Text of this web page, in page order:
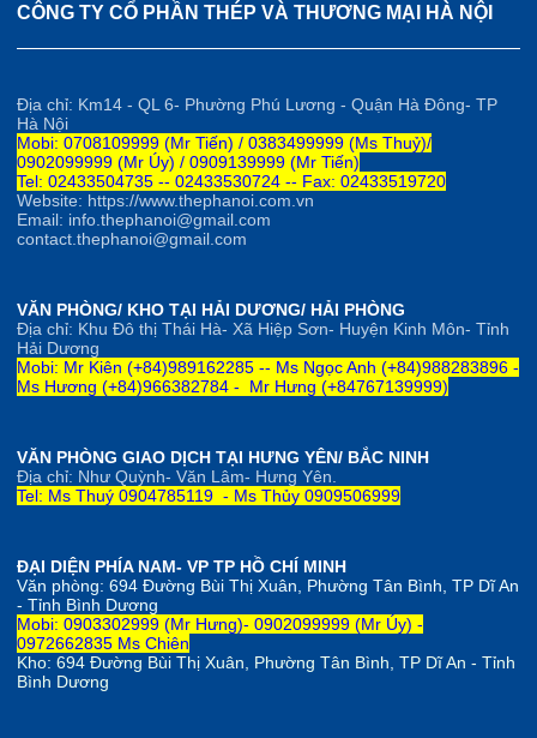
CÔNG TY CỔ PHẦN THÉP VÀ THƯƠNG MẠI HÀ NỘI
Địa chỉ: Km14 - QL 6- Phường Phú Lương - Quận Hà Đông- TP
Hà Nội
Mobi: 0708109999 (Mr Tiến) / 0383499999 (Ms Thuỷ)/
0902099999 (Mr Úy) / 0909139999 (Mr Tiến)
Tel: 02433504735 -- 02433530724 -- Fax: 02433519720
Website: https://www.thephanoi.com.vn
Email: info.thephanoi@gmail.com
contact.thephanoi@gmail.com
VĂN PHÒNG/ KHO TẠI HẢI DƯƠNG/ HẢI PHÒNG
Địa chỉ: Khu Đô thị Thái Hà- Xã Hiệp Sơn- Huyện Kinh Môn- Tỉnh
Hải Dương
Mobi: Mr Kiên (+84)989162285 -- Ms Ngọc Anh (+84)988283896 -
Ms Hương (+84)966382784 - Mr Hưng (+84767139999)
VĂN PHÒNG GIAO DỊCH TẠI HƯNG YÊN/ BẮC NINH
Địa chỉ: Như Quỳnh- Văn Lâm- Hưng Yên.
Tel: Ms Thuý 0904785119 - Ms Thủy 0909506999
ĐẠI DIỆN PHÍA NAM- VP TP HỒ CHÍ MINH
Văn phòng: 694 Đường Bùi Thị Xuân, Phường Tân Bình, TP Dĩ An
- Tỉnh Bình Dương
Mobi: 0903302999 (Mr Hưng)- 0902099999 (Mr Úy) -
0972662835 Ms Chiên
Kho: 694 Đường Bùi Thị Xuân, Phường Tân Bình, TP Dĩ An - Tỉnh
Bình Dương